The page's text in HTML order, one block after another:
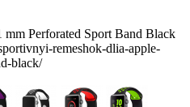
Perforated Sport Band Black
remeshok-dlia-apple-
black/